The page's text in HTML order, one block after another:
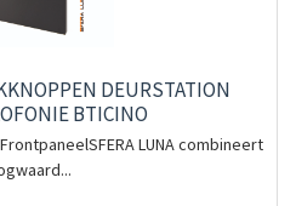
DEURSTATION
BTICINO
LUNA combineert